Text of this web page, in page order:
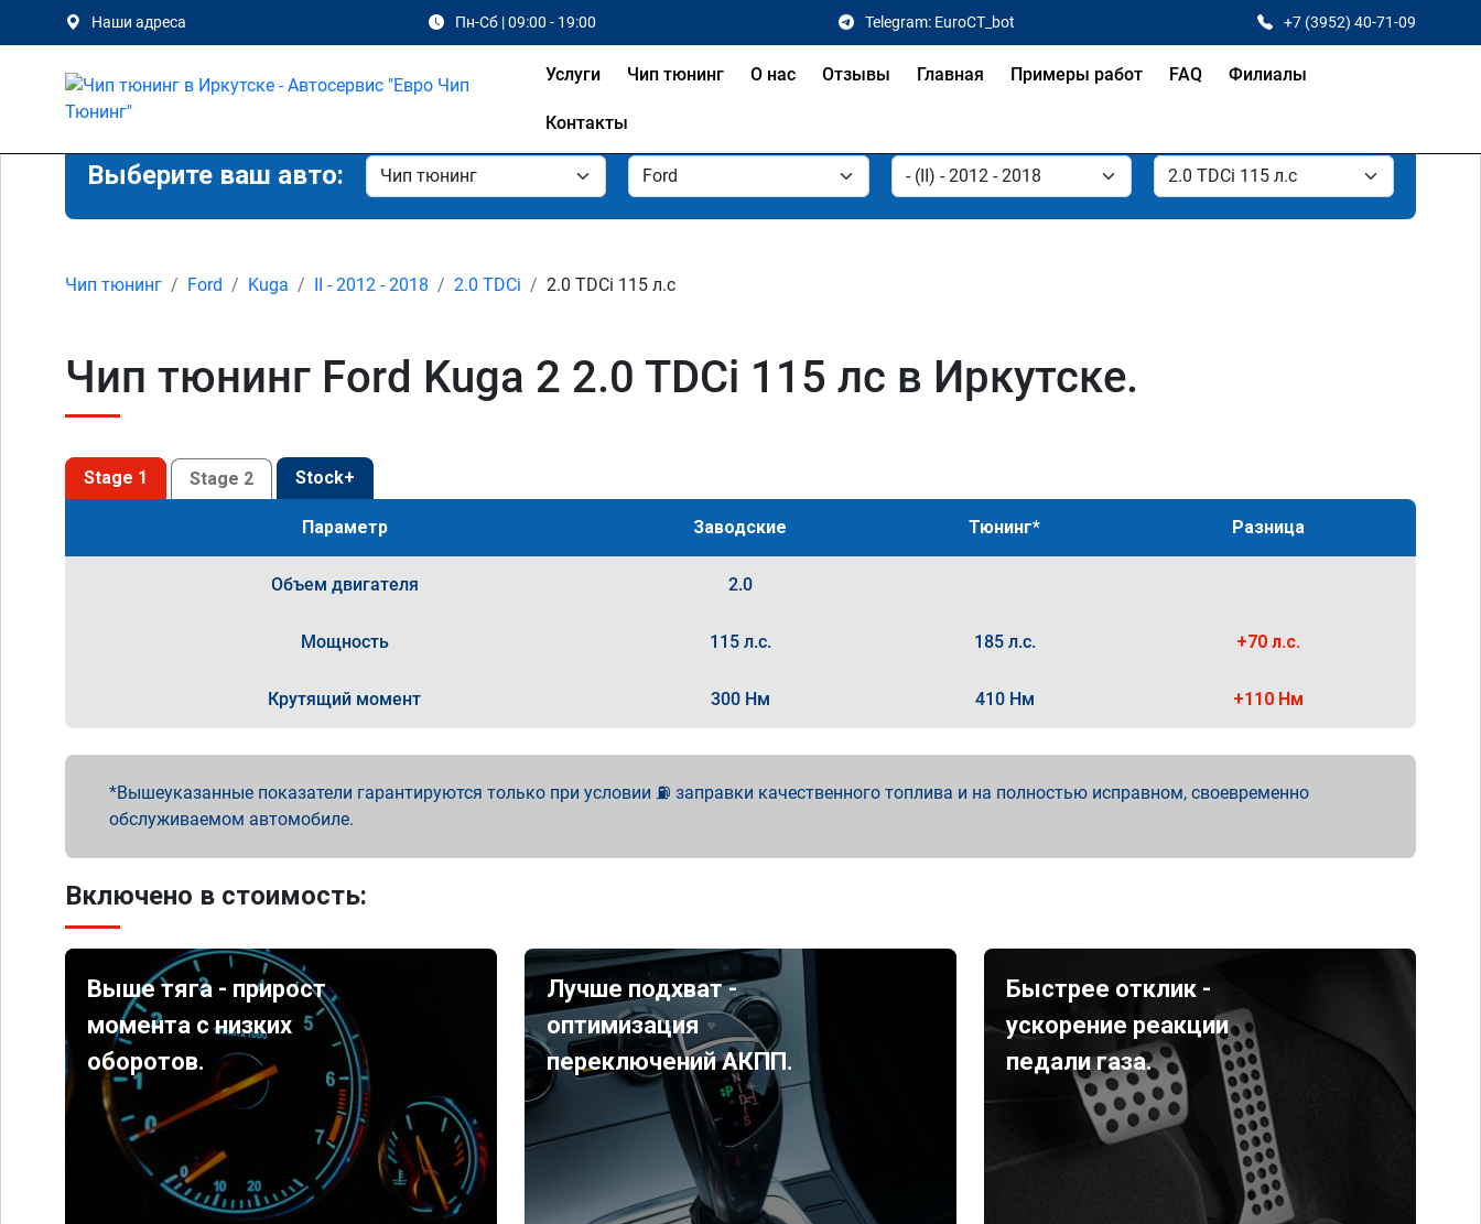
Наши адреса Пн-Сб | 09:00 - 19:00 Telegram: EuroCT_bot +7 (3952) 40-71-09
Услуги Чип тюнинг О нас Отзывы Главная Примеры работ FAQ Филиалы
Контакты
Выберите ваш авто:
Чип тюнинг Ford Kuga II - 2012 - 2018 2.0 TDCi 2.0 TDCi 115 л.с
Чип тюнинг Ford Kuga 2 2.0 TDCi 115 лс в Иркутске.
Stage 1 Stage 2 Stock+
Параметр Заводские Тюнинг* Разница
Объем двигателя 2.0
Мощность 115 л.с. 185 л.с. +70 л.с.
Крутящий момент 300 Нм 410 Нм +110 Нм
Вышеуказанные показатели гарантируются только при условии ⛽ заправки качественного топлива и на полностью исправном, своевременно
обслуживаемом автомобиле.
Включено в стоимость:
Выше тяга - прирост
момента с низких
оборотов.
Лучше подхват -
оптимизация
переключений АКПП.
Быстрее отклик -
ускорение реакции
педали газа.